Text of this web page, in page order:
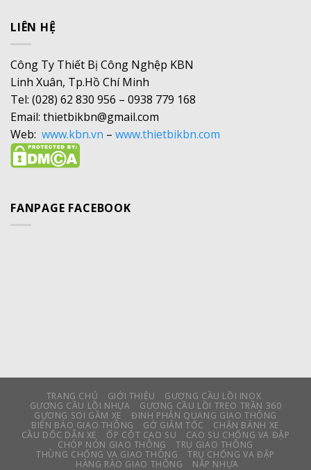
LIÊN HỆ
Công Ty Thiết Bị Công Nghệp KBN
Linh Xuân, Tp.Hồ Chí Minh
Tel: (028) 62 830 956 – 0938 779 168
Email: thietbikbn@gmail.com
Web: www.kbn.vn – www.thietbikbn.com
FANPAGE FACEBOOK
TRANG CHỦ GIỚI THIỆU
GƯƠNG CẦU LỒI INOX
GƯƠNG CẦU LỒI NHỰA
GƯƠNG CẦU LỒI TREO TRẦN 360
GƯƠNG SOI GẦM XE
ĐINH PHẢN QUANG GIAO THÔNG
BIỂN BÁO GIAO THÔNG
GỜ GIẢM TỐC
CHẶN BÁNH XE
CẦU DỐC DẪN XE
ỐP CỘT CAO SU
CAO SU CHỐNG VA ĐẬP
CHÓP NÓN GIAO THÔNG
TRỤ GIAO THÔNG
THÙNG CHỐNG VA GIAO THÔNG
TRỤ CHỐNG VA ĐẬP
HÀNG RÀO GIAO THÔNG
NẮP NHỰA